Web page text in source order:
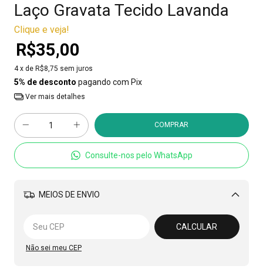
Laço Gravata Tecido Lavanda
Clique e veja!
R$35,00
4 x de R$8,75 sem juros
5% de desconto pagando com Pix
Ver mais detalhes
Consulte-nos pelo WhatsApp
MEIOS DE ENVIO
Alterar CEP
CALCULAR
Não sei meu CEP